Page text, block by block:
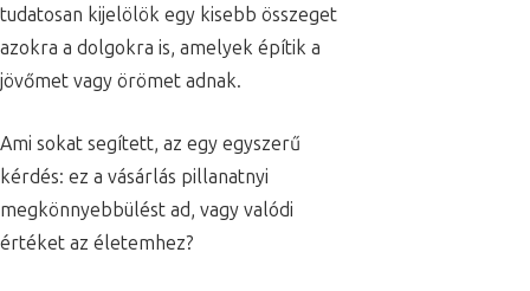
tudatosan kijelölök egy kisebb összeget
azokra a dolgokra is, amelyek építik a
jövőmet vagy örömet adnak.
Ami sokat segített, az egy egyszerű
kérdés: ez a vásárlás pillanatnyi
megkönnyebbülést ad, vagy valódi
értéket az életemhez?